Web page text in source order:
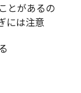
とがあるの
には注意